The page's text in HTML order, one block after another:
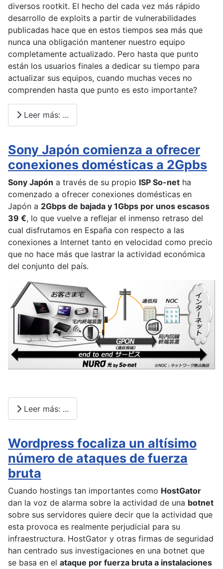
diversos rootkit. El hecho del cada vez más rápido
desarrollo de exploits a partir de vulnerabilidades
publicadas hace que en estos tiempos sea más que
nunca una obligación mantener nuestro equipo
completamente actualizado. Pero hasta que punto
están los usuarios finales a dedicar su tiempo para
actualizar sus equipos, cuando muchas veces no
comprenden hasta que punto es esto importante?
Leer más: ...
Sony Japón comienza a ofrecer
conexiones domésticas a 2Gpbs
Sony Japón a través de su propio ISP So-net ha
comenzado a ofrecer conexiones domésticas en
Japón a 2Gbps de bajada y 1Gbps por unos escasos
39 €, lo que vuelve a reflejar el inmenso retraso del
cual disfrutamos en España con respecto a las
conexiones a Internet tanto en velocidad como precio
que no hace más que lastrar la actividad económica
del conjunto del país.
Leer más: ...
Wordpress focaliza un altísimo
número de ataques de fuerza
bruta
Cuando hostings tan importantes como HostGator
dan la voz de alarma sobre la actividad de una botnet
sobre sus servidores quiere decir que la actividad que
esta provoca es realmente perjudicial para su
infraestructura. HostGator y otras firmas de seguridad
han centrado sus investigaciones en una botnet que
se basa en el ataque por fuerza bruta a instalaciones